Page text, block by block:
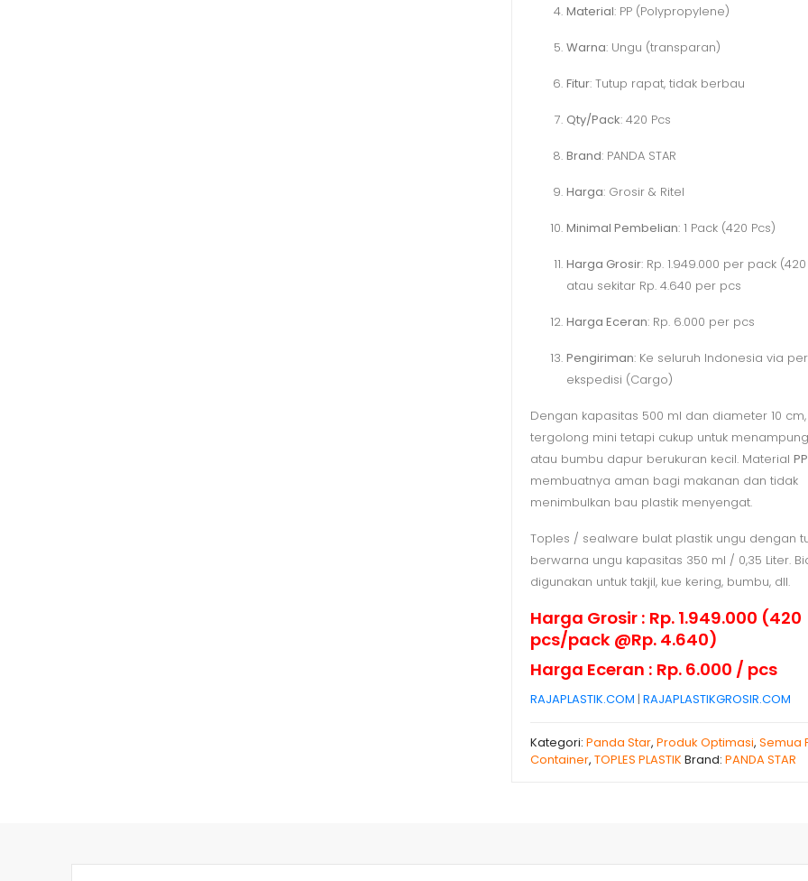
Material: PP (Polypropylene)
Warna: Ungu (transparan)
Fitur: Tutup rapat, tidak berbau
Qty/Pack: 420 Pcs
Brand: PANDA STAR
Harga: Grosir & Ritel
Minimal Pembelian: 1 Pack (420 Pcs)
Harga Grosir: Rp. 1.949.000 per pack
atau sekitar Rp. 4.640 per pcs
Harga Eceran: Rp. 6.000 per pcs
Pengiriman: Ke seluruh Indonesia via
ekspedisi (Cargo)
Dengan kapasitas 500 ml dan diameter 10
tergolong mini tetapi cukup untuk
atau bumbu dapur berukuran kecil. Material PP
membuatnya aman bagi makanan dan tidak
menimbulkan bau plastik menyengat.
Toples / sealware bulat plastik ungu dengan
berwarna ungu kapasitas 350 ml / 0,35 Liter.
digunakan untuk takjil, kue kering, bumbu, dll.
Harga Grosir : Rp. 1.949.000 (420
pcs/pack @Rp. 4.640)
Harga Eceran : Rp. 6.000 / pcs
RAJAPLASTIK.COM | RAJAPLASTIKGROSIR.COM
Kategori: Panda Star, Produk Optimasi, Semua
Container, TOPLES PLASTIK Brand: PANDA STAR